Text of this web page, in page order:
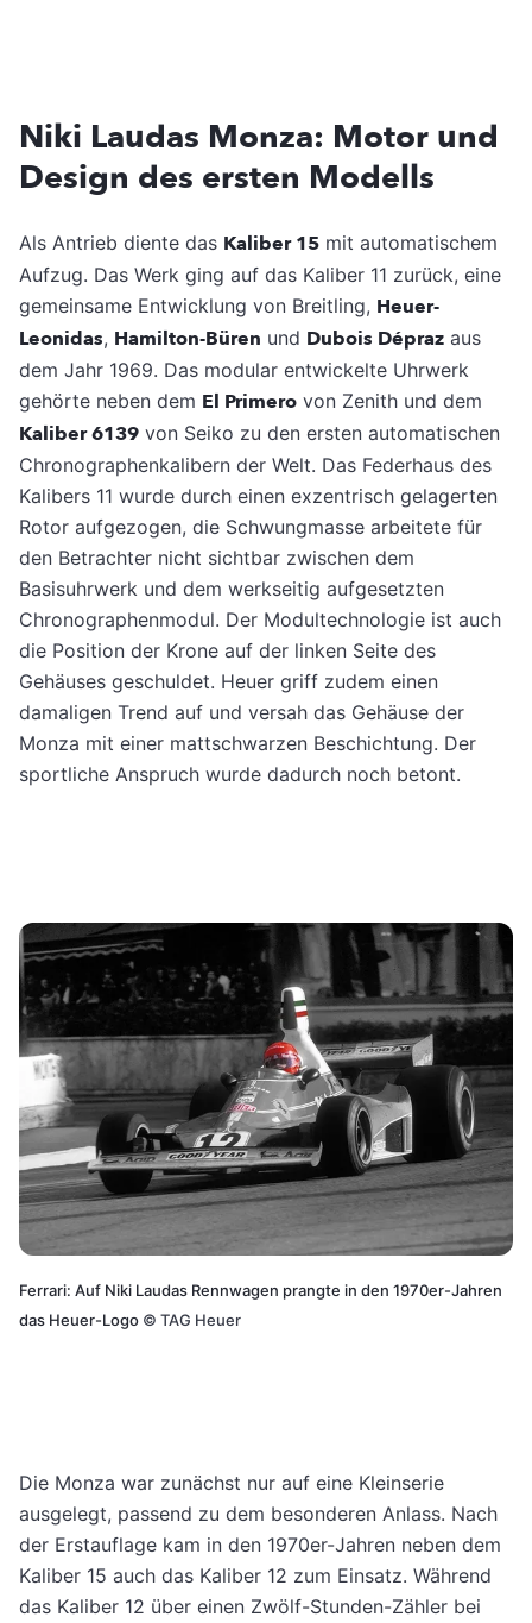
Niki Laudas Monza: Motor und
Design des ersten Modells
Als Antrieb diente das Kaliber 15 mit automatischem
Aufzug. Das Werk ging auf das Kaliber 11 zurück, eine
gemeinsame Entwicklung von Breitling, Heuer-
Leonidas, Hamilton-Büren und Dubois Dépraz aus
dem Jahr 1969. Das modular entwickelte Uhrwerk
gehörte neben dem El Primero von Zenith und dem
Kaliber 6139 von Seiko zu den ersten automatischen
Chronographenkalibern der Welt. Das Federhaus des
Kalibers 11 wurde durch einen exzentrisch gelagerten
Rotor aufgezogen, die Schwungmasse arbeitete für
den Betrachter nicht sichtbar zwischen dem
Basisuhrwerk und dem werkseitig aufgesetzten
Chronographenmodul. Der Modultechnologie ist auch
die Position der Krone auf der linken Seite des
Gehäuses geschuldet. Heuer griff zudem einen
damaligen Trend auf und versah das Gehäuse der
Monza mit einer mattschwarzen Beschichtung. Der
sportliche Anspruch wurde dadurch noch betont.
Ferrari: Auf Niki Laudas Rennwagen prangte in den 1970er-Jahren
das Heuer-Logo © TAG Heuer
Die Monza war zunächst nur auf eine Kleinserie
ausgelegt, passend zu dem besonderen Anlass. Nach
der Erstauflage kam in den 1970er-Jahren neben dem
Kaliber 15 auch das Kaliber 12 zum Einsatz. Während
das Kaliber 12 über einen Zwölf-Stunden-Zähler bei